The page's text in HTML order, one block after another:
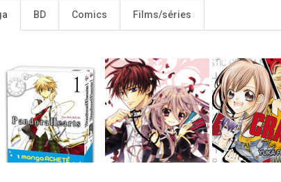
BD Comics Films/séries